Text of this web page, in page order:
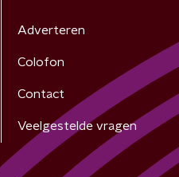
Adverteren
Colofon
Contact
Veelgestelde vragen